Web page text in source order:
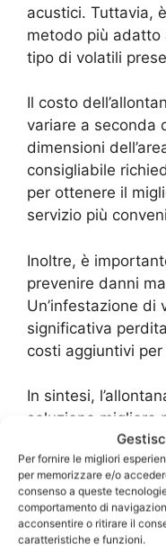
Per fornire le migliori
per memorizzare e/o
consenso a queste
comportamento di
acconsentire o ritirare il
caratteristiche e funzioni.
acustici. Tuttavia,
metodo più adatto
tipo di volatili
Il costo
variare a seconda
dimensioni
consigliabile
per ottenere il
servizio più
Inoltre, è
prevenire danni
Un’infestazione di
significativa
costi aggiuntivi
In sintesi,
soluzione migliore
problema dei
metodi e un
proteggere le
resa. Non esitare
per ottenere un